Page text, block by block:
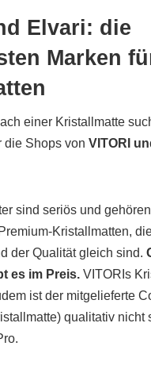
Elvari: die
Marken
einer Kristallmatte
die Shops von VITORI
sind seriös und
Kristallmatten,
der Qualität gleich sind.
es im Preis. VITORIs
ist der mitgelieferte
qualitativ nicht